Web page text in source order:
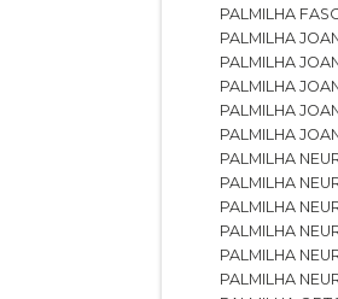
PALMILHA
PALMILHA
PALMILHA
PALMILHA
PALMILHA
PALMILHA
PALMILHA
PALMILHA
PALMILHA
PALMILHA
PALMILHA
PALMILHA